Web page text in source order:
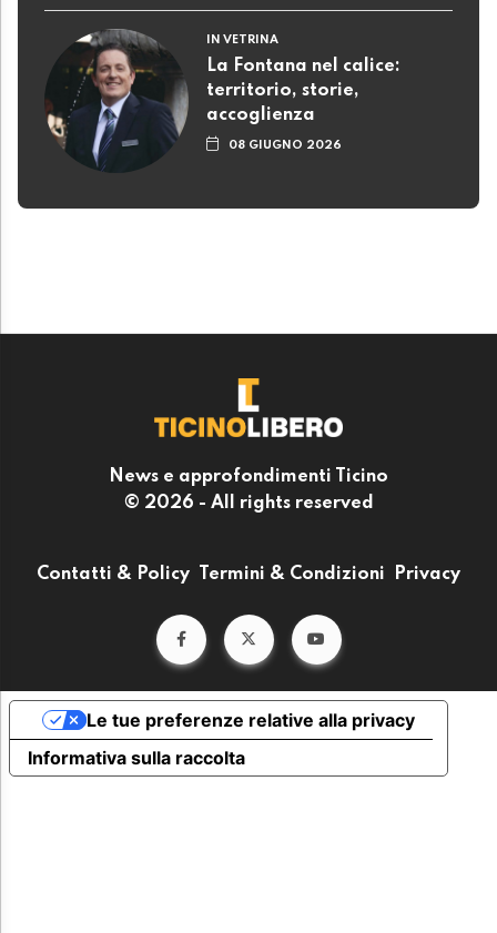
IN VETRINA
La Fontana nel calice:
territorio, storie,
accoglienza
08 GIUGNO 2026
News e approfondimenti Ticino
© 2026 - All rights reserved
Contatti & Policy Termini & Condizioni Privacy
Informativa sulla raccolta
Le tue preferenze relative alla privacy